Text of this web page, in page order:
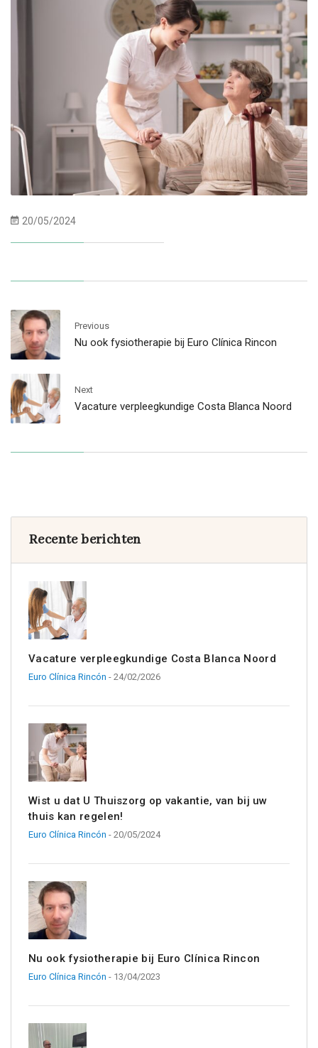
20/05/2024
Previous
Nu ook fysiotherapie bij Euro Clínica Rincon
Next
Vacature verpleegkundige Costa Blanca Noord
Recente berichten
Vacature verpleegkundige Costa Blanca Noord
Euro Clínica Rincón - 24/02/2026
Wist u dat U Thuiszorg op vakantie, van bij uw
thuis kan regelen!
Euro Clínica Rincón - 20/05/2024
Nu ook fysiotherapie bij Euro Clínica Rincon
Euro Clínica Rincón - 13/04/2023